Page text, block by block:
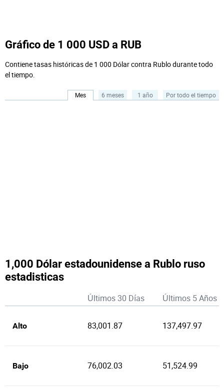
Gráfico de 1 000 USD a RUB
Contiene tasas históricas de 1 000 Dólar contra Rublo durante todo
el tiempo.
Mes 6 meses 1 año Por todo el tiempo
1,000 Dólar estadounidense a Rublo ruso
estadisticas
Últimos 30 Días Últimos 5 Años
Alto 83,001.87 137,497.97
Bajo 76,002.03 51,524.99